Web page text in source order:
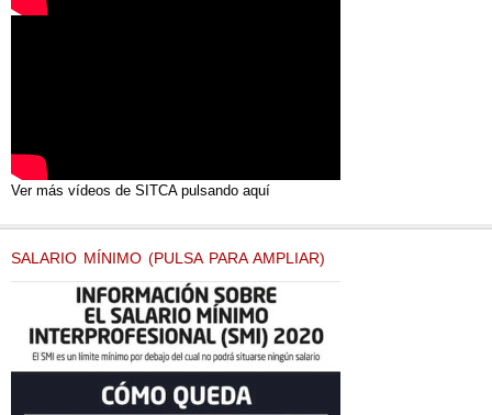
Ver más vídeos de SITCA pulsando aquí
SALARIO MÍNIMO (PULSA PARA AMPLIAR)